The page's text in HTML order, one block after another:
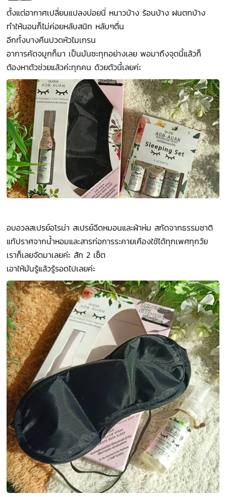
ตั้งแต่อากาศเปลี่ยนแปลงบ่อยนี่ หนาวบ้าง ร้อนบ้าง ฝนตกบ้าง
ทำให้นอนก็ไม่ค่อยหลับสนิท หลับๆตื่น
อีกทั้งบางคืนปวดหัวไมเกรน
อาการคัดจมูกก็มา เป็นมันซะทุกอย่างเลย พอมาถึงจุดนี้แล้วก็
ต้องหาตัวช่วยแล้วค่ะทุกคน ด้วยตัวนี้เลยค่ะ
อบอวลสเปรย์อโรม่า สเปรย์ฉีดหมอนและผ้าห่ม สกัดจากธรรมชาติ
แท้ปราศจากน้ำหอมและสารก่อการระคายเคืองใช้ได้ทุกเพศทุกวัย
เราก็เลยจัดมาเลยค่ะ สัก 2 เซ็ต
เอาให้มันรู้แล้วรู้รอดไปเลยค่ะ